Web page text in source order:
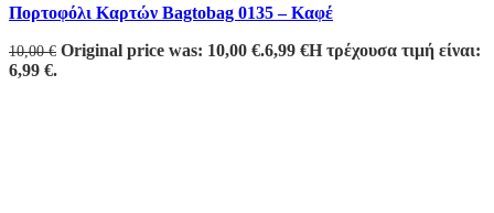
Πορτοφόλι Καρτών Bagtobag 0135 – Καφέ
10,00€ Original price was: 10,00 €.6,99 €Η τρέχουσα τιμή είναι:
6,99 €.